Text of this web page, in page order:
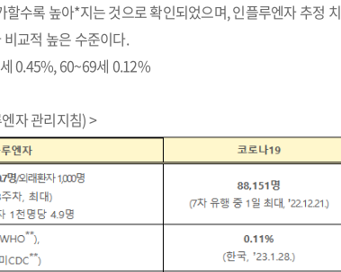
수록 높아*지는 것으로 확인되었으며, 인플루엔자 추정 치
교적 높은 수준이다.
0.45%, 60~69세 0.12%
자 관리지침) >